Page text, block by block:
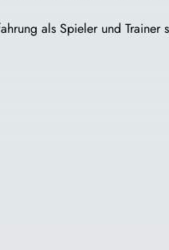
als Spieler und Trainer